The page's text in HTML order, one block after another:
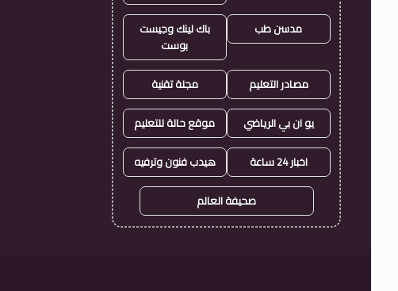
مدسن طب
باك لينك وجيست
بوست
مصادر التعليم مجلة تقنية
يو ان بي الرياضي موقع حالة للتعليم
اخبار 24 ساعة هيدب فنون وترفيه
صحيفة العالم